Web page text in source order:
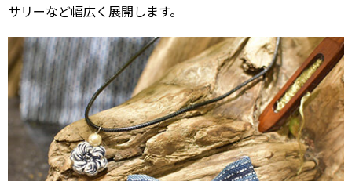
サリーなど幅広く展開します。